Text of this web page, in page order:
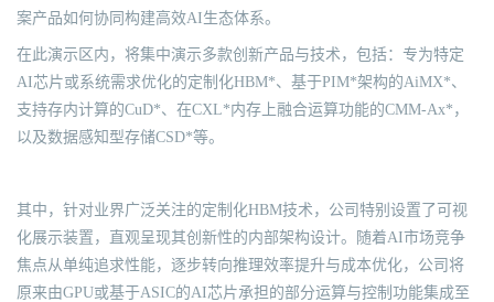
案产品如何协同构建高效AI生态体系。
在此演示区内，将集中演示多款创新产品与技术，包括：专为特定
AI芯片或系统需求优化的定制化HBM*、基于PIM*架构的AiMX*、
支持存内计算的CuD*、在CXL*内存上融合运算功能的CMM-Ax*，
以及数据感知型存储CSD*等。
其中，针对业界广泛关注的定制化HBM技术，公司特别设置了可视
化展示装置，直观呈现其创新性的内部架构设计。随着AI市场竞争
焦点从单纯追求性能，逐步转向推理效率提升与成本优化，公司将
原来由GPU或基于ASIC的AI芯片承担的部分运算与控制功能集成至